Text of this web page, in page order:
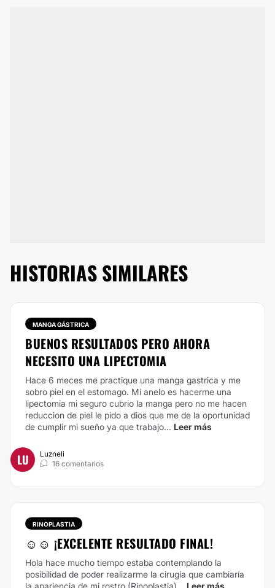
HISTORIAS SIMILARES
MANGA GÁSTRICA
BUENOS RESULTADOS PERO AHORA
NECESITO UNA LIPECTOMIA
Hace 6 meces me practique una manga gastrica y me
sobro piel en el estomago. Mi anelo es hacerme una
lipectomia mi seguro cubrio la manga pero no me hacen
reduccion de piel le pido a dios que me de la oportunidad
de cumplir mi sueño ya que trabajo... Leer más
LU
Luzneli
16 comentarios
RINOPLASTIA
☺️☺️ ¡EXCELENTE RESULTADO FINAL!
Hola hace mucho tiempo estaba contemplando la
posibilidad de poder realizarme la cirugía que cambiaría
la apariencia de mi rostro (Rinoplastia)...
Leer más